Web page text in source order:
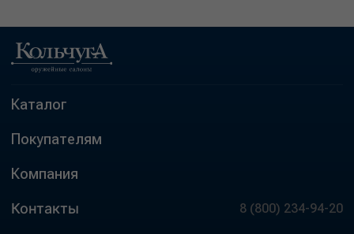
Каталог
Покупателям
Компания
Контакты 8 (800) 234-94-20